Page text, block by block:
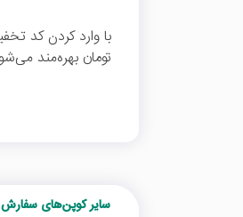
تومان بهره‌مند
سایر کوپن‌های سفارش